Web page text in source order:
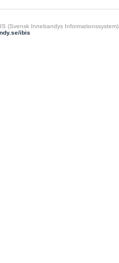
(Svensk Innebandys Informationssystem)
ibis